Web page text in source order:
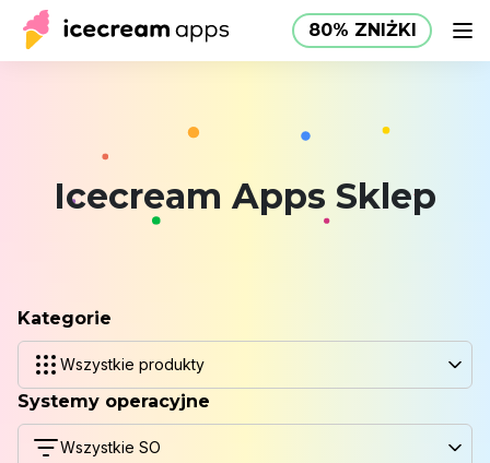
80% ZNIŻKI
Produkty Centrum pomocy 80% ZNIŻKI
PL
Icecream Apps Sklep
Kategorie
Wszystkie produkty
Systemy operacyjne
Wszystkie SO